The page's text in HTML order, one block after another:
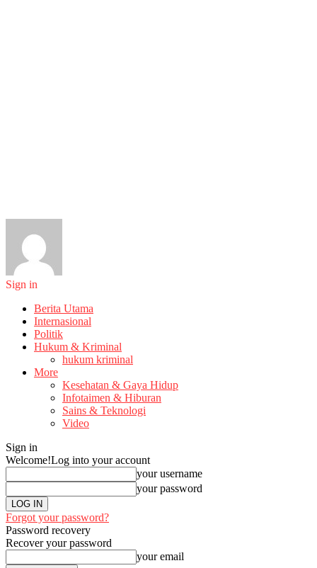
Sign in
Berita Utama
Internasional
Politik
Hukum & Kriminal
hukum kriminal
More
Kesehatan & Gaya Hidup
Infotaimen & Hiburan
Sains & Teknologi
Video
Sign in
Welcome!Log into your account
your username
your password
Forgot your password?
Password recovery
Recover your password
your email